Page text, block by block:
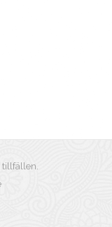
tillfällen.